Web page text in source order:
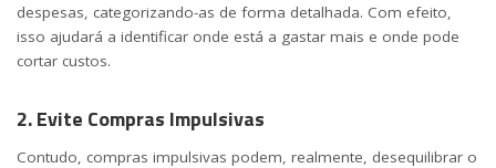
despesas, categorizando-as de forma detalhada. Com efeito,
isso ajudará a identificar onde está a gastar mais e onde pode
cortar custos.
2. Evite Compras Impulsivas
Contudo, compras impulsivas podem, realmente, desequilibrar o